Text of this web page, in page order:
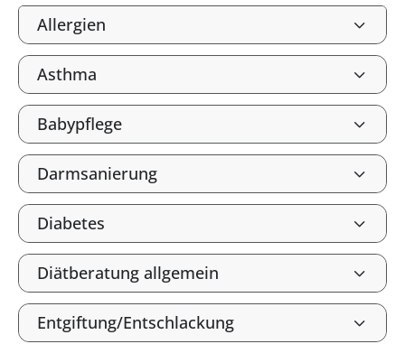
Allergien
Asthma
Babypflege
Darmsanierung
Diabetes
Diätberatung allgemein
Entgiftung/Entschlackung